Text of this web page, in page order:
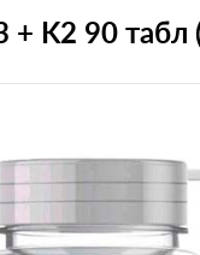
+ K2 90 табл